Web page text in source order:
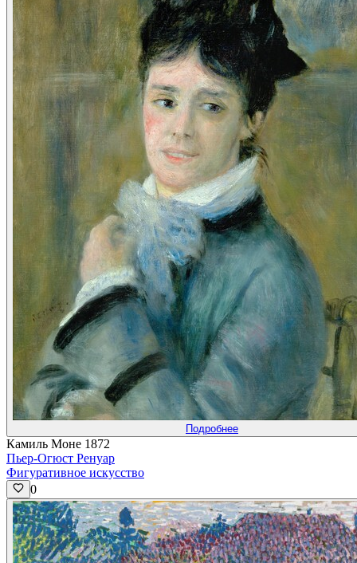
Подробнее
Камиль Моне 1872
Пьер-Огюст Ренуар
Фигуративное искусство
0